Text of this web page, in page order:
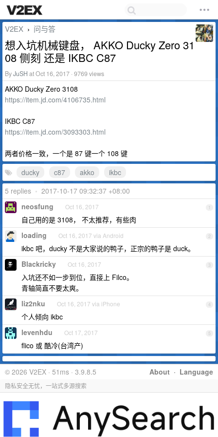
V2EX › 问与答
想入坑机械键盘， AKKO Ducky Zero 31
08 侧刻 还是 IKBC C87
ByJuSH at Oct 16, 2017 · 9769 views
AKKO Ducky Zero 3108
https://item.jd.com/4106735.html
IKBC C87
https://item.jd.com/3093303.html
两者价格一致，一个是 87 键一个 108 键
ducky
c87 akko
ikbc
5 replies • 2017-10-17 09:32:37 +08:00
1
neosfung Oct 16, 2017
自己用的是 3108， 不太推荐，有些肉
2
loading Oct 16, 2017 via Android
ikbc 吧，ducky 不是大家说的鸭子，正宗的鸭子是 duck。
3
Blackricky Oct 16, 2017
入坑还不如一步到位，直接上 Filco。
青轴简直不要太爽。
4
liz2nku Oct 16, 2017 via iPhone
个人倾向 ikbc
5
levenhdu Oct 17, 2017
flico 或 酷冷(台湾产)
About · Language
© 2026 V2EX · 51ms · 3.9.8.5
隐私安全无忧，一站式多源搜索